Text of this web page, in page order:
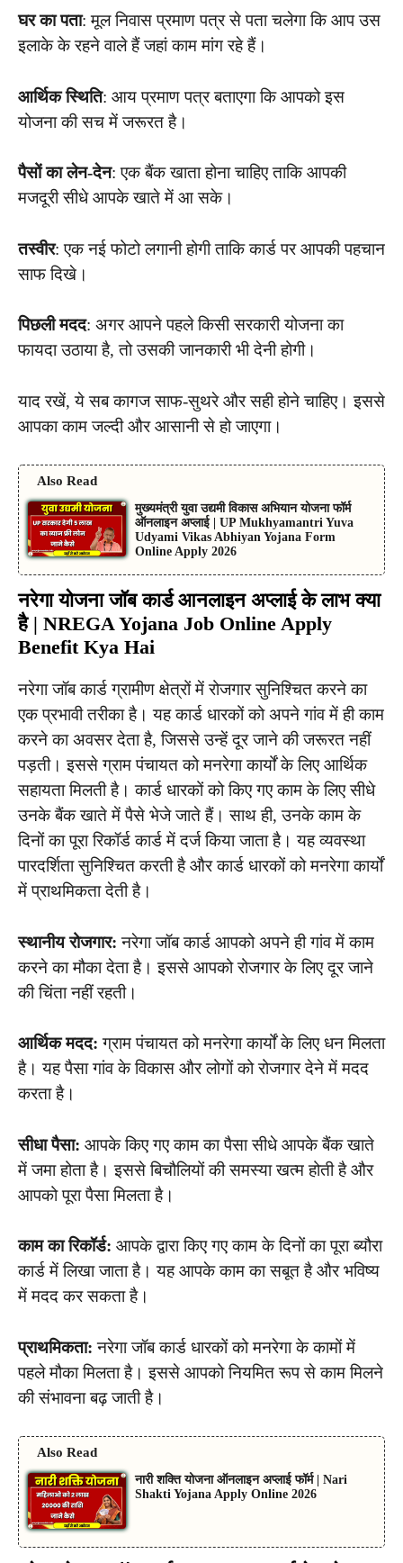
घर का पता: मूल निवास प्रमाण पत्र से पता चलेगा कि आप उस
इलाके के रहने वाले हैं जहां काम मांग रहे हैं।
आर्थिक स्थिति: आय प्रमाण पत्र बताएगा कि आपको इस
योजना की सच में जरूरत है।
पैसों का लेन-देन: एक बैंक खाता होना चाहिए ताकि आपकी
मजदूरी सीधे आपके खाते में आ सके।
तस्वीर: एक नई फोटो लगानी होगी ताकि कार्ड पर आपकी पहचान
साफ दिखे।
पिछली मदद: अगर आपने पहले किसी सरकारी योजना का
फायदा उठाया है, तो उसकी जानकारी भी देनी होगी।
याद रखें, ये सब कागज साफ-सुथरे और सही होने चाहिए। इससे
आपका काम जल्दी और आसानी से हो जाएगा।
Also Read
मुख्यमंत्री युवा उद्यमी विकास अभियान योजना फॉर्म
ऑनलाइन अप्लाई | UP Mukhyamantri Yuva
Udyami Vikas Abhiyan Yojana Form
Online Apply 2026
नरेगा योजना जॉब कार्ड आनलाइन अप्लाई के लाभ क्या
है | NREGA Yojana Job Online Apply
Benefit Kya Hai
नरेगा जॉब कार्ड ग्रामीण क्षेत्रों में रोजगार सुनिश्चित करने का
एक प्रभावी तरीका है। यह कार्ड धारकों को अपने गांव में ही काम
करने का अवसर देता है, जिससे उन्हें दूर जाने की जरूरत नहीं
पड़ती। इससे ग्राम पंचायत को मनरेगा कार्यों के लिए आर्थिक
सहायता मिलती है। कार्ड धारकों को किए गए काम के लिए सीधे
उनके बैंक खाते में पैसे भेजे जाते हैं। साथ ही, उनके काम के
दिनों का पूरा रिकॉर्ड कार्ड में दर्ज किया जाता है। यह व्यवस्था
पारदर्शिता सुनिश्चित करती है और कार्ड धारकों को मनरेगा कार्यों
में प्राथमिकता देती है।
स्थानीय रोजगार: नरेगा जॉब कार्ड आपको अपने ही गांव में काम
करने का मौका देता है। इससे आपको रोजगार के लिए दूर जाने
की चिंता नहीं रहती।
आर्थिक मदद: ग्राम पंचायत को मनरेगा कार्यों के लिए धन मिलता
है। यह पैसा गांव के विकास और लोगों को रोजगार देने में मदद
करता है।
सीधा पैसा: आपके किए गए काम का पैसा सीधे आपके बैंक खाते
में जमा होता है। इससे बिचौलियों की समस्या खत्म होती है और
आपको पूरा पैसा मिलता है।
काम का रिकॉर्ड: आपके द्वारा किए गए काम के दिनों का पूरा ब्यौरा
कार्ड में लिखा जाता है। यह आपके काम का सबूत है और भविष्य
में मदद कर सकता है।
प्राथमिकता: नरेगा जॉब कार्ड धारकों को मनरेगा के कामों में
पहले मौका मिलता है। इससे आपको नियमित रूप से काम मिलने
की संभावना बढ़ जाती है।
Also Read
नारी शक्ति योजना ऑनलाइन अप्लाई फॉर्म | Nari
Shakti Yojana Apply Online 2026